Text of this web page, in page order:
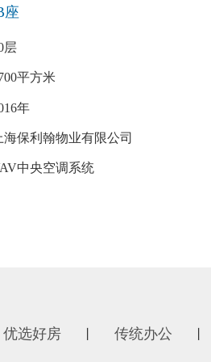
座
层
平方米
年
海保利翰物业有限公司
中央空调系统
优选好房 传统办公